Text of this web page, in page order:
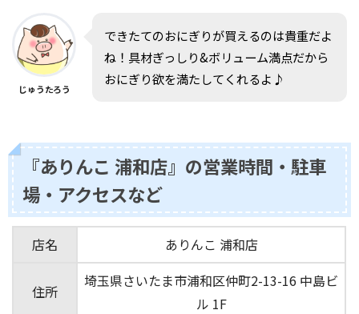
じゅうたろう
できたてのおにぎりが買えるのは貴重だよ
ね！具材ぎっしり&ボリューム満点だから
おにぎり欲を満たしてくれるよ♪
『ありんこ 浦和店』の営業時間・駐車
場・アクセスなど
店名 ありんこ 浦和店
住所
埼玉県さいたま市浦和区仲町2-13-16 中島ビ
ル 1F